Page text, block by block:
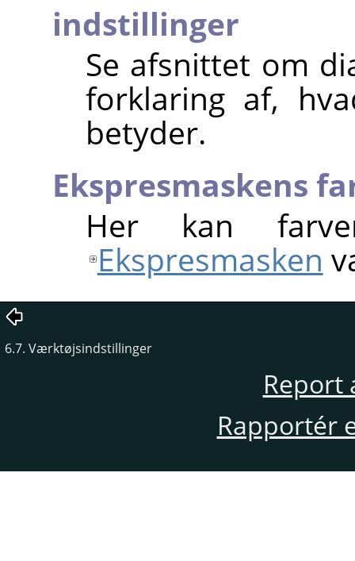
indstillinger
Se afsnittet om
forklaring af,
betyder.
Ekspresmaskens
Her kan
Ekspresmasken
6.7. Værktøjsindstillinger
Report
Rapportér